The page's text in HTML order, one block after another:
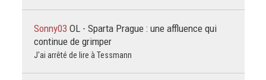
Sonny03 OL - Sparta Prague : une affluence qui
continue de grimper
J'ai arrêté de lire à Tessmann